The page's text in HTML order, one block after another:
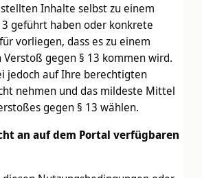
Inhalte selbst zu einem
geführt haben oder konkrete
vorliegen, dass es zu einem
gegen § 13 kommen wird.
jedoch auf Ihre berechtigten
nehmen und das mildeste Mittel
gegen § 13 wählen.
an auf dem Portal verfügbaren